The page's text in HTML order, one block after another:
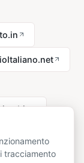
tracciamento